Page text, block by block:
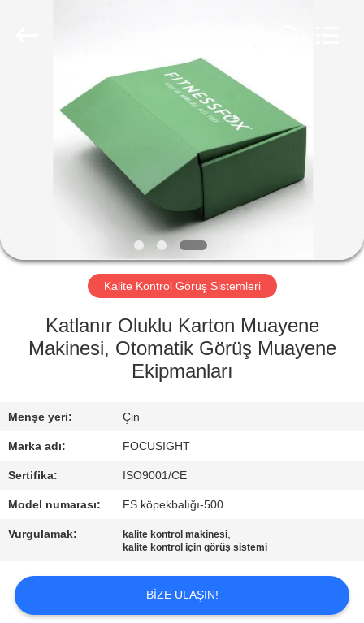
ÜRÜN:%
EXCEPTION
:
INVALID_FETCH
GETIP()
ERROR
TURU
KALITE
KONTROL
ILETIŞIME
GEÇIN
Kalite Kontrol Görüş Sistemleri
Katlanır Oluklu Karton Muayene
Makinesi, Otomatik Görüş Muayene
Ekipmanları
Menşe yeri: Çin
Marka adı: FOCUSIGHT
Sertifika: ISO9001/CE
Model numarası: FS köpekbalığı-500
Vurgulamak: kalite kontrol makinesi,
kalite kontrol için görüş sistemi
BIZE ULAŞIN!